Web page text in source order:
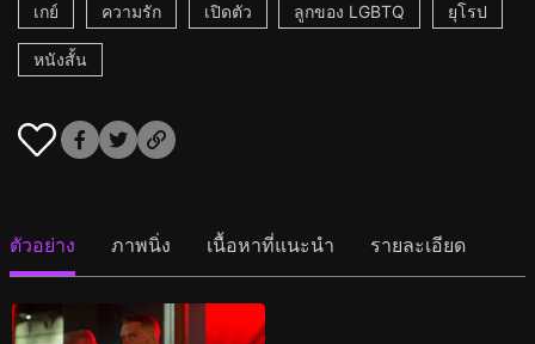
เกย์
ความรัก เปิดตัว ลูกของ LGBTQ ยุโรป
หนังสั้น
ตัวอย่าง ภาพนิ่ง เนื้อหาที่แนะนำ รายละเอียด